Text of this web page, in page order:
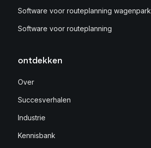
Software voor routeplanning wagenpark
Software voor routeplanning
ontdekken
Over
Succesverhalen
Industrie
Kennisbank